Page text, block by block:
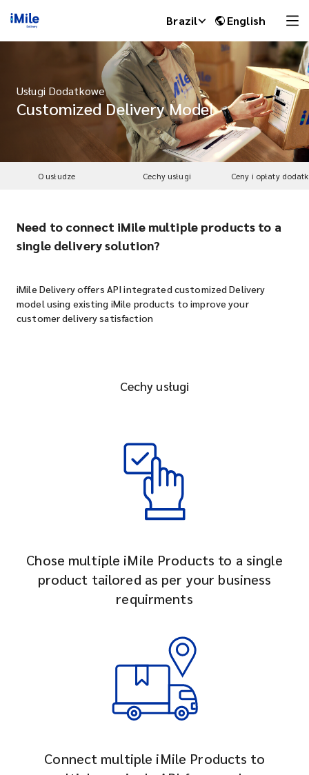
Brazil English
Usługi Dodatkowe
Customized Delivery Model
O usłudze Cechy usługi Ceny i opłaty
Need to connect iMile multiple products to a
single delivery solution?
iMile Delivery offers API integrated customized Delivery
model using existing iMile products to improve your
customer delivery satisfaction
Cechy usługi
Chose multiple iMile Products to a single
product tailored as per your business
requirments
Connect multiple iMile Products to
iMile Chat